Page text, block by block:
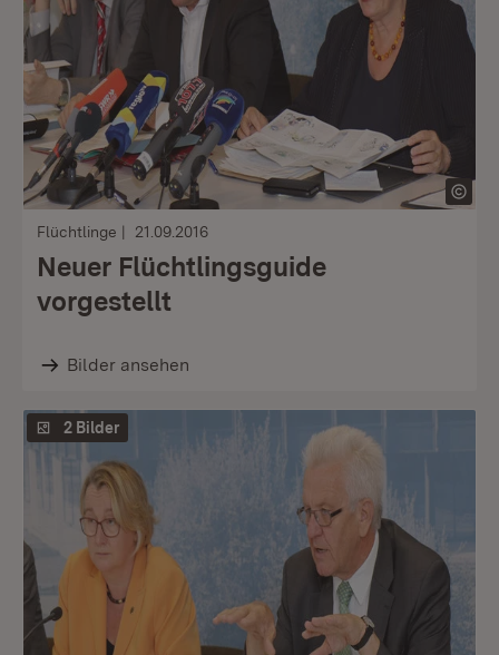
Flüchtlinge 21.09.2016
Neuer Flüchtlingsguide
vorgestellt
Bilder ansehen
2 Bilder